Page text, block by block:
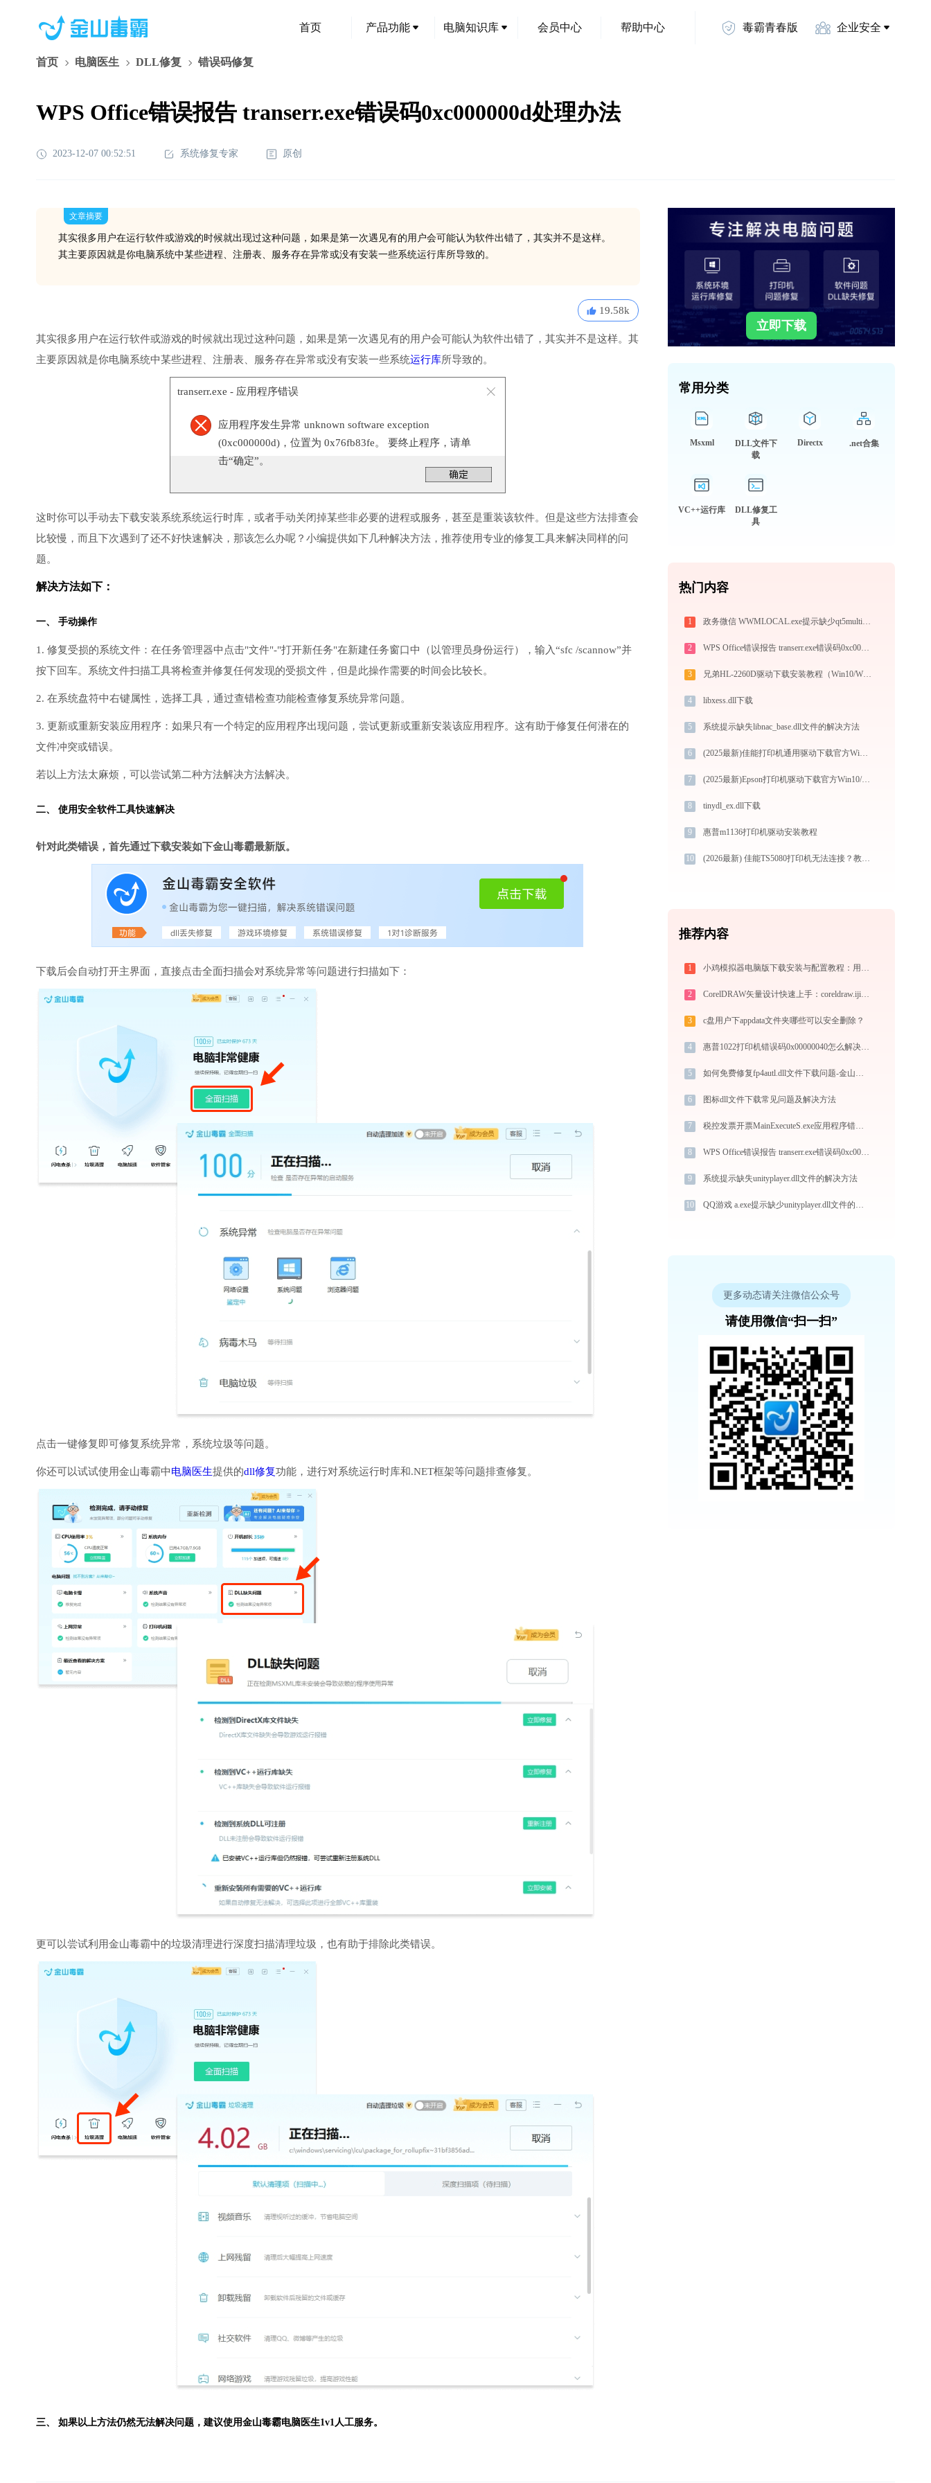
首页 产品功能 电脑知识库 会员中心 帮助中心 毒霸青春版 企业安全
首页 电脑医生 DLL修复 错误码修复
WPS Office错误报告 transerr.exe错误码0xc000000d处理办法
2023-12-07 00:52:51 系统修复专家 原创
文章摘要
其实很多用户在运行软件或游戏的时候就出现过这种问题，如果是第一次遇见有的用户会可能认为软件出错了，其实并不是这样。
其主要原因就是你电脑系统中某些进程、注册表、服务存在异常或没有安装一些系统运行库所导致的。
19.58k
其实很多用户在运行软件或游戏的时候就出现过这种问题，如果是第一次遇见有的用户会可能认为软件出错了，其实并不是这样。其
主要原因就是你电脑系统中某些进程、注册表、服务存在异常或没有安装一些系统运行库所导致的。
transerr.exe - 应用程序错误
应用程序发生异常 unknown software exception
(0xc000000d)，位置为 0x76fb83fe。 要终止程序，请单
击“确定”。
这时你可以手动去下载安装系统系统运行时库，或者手动关闭掉某些非必要的进程或服务，甚至是重装该软件。但是这些方法排查会
比较慢，而且下次遇到了还不好快速解决，那该怎么办呢？小编提供如下几种解决方法，推荐使用专业的修复工具来解决同样的问
题。
解决方法如下：
一、 手动操作
1. 修复受损的系统文件：在任务管理器中点击"文件"-"打开新任务"在新建任务窗口中（以管理员身份运行），输入“sfc /scannow”并
按下回车。系统文件扫描工具将检查并修复任何发现的受损文件，但是此操作需要的时间会比较长。
2. 在系统盘符中右键属性，选择工具，通过查错检查功能检查修复系统异常问题。
3. 更新或重新安装应用程序：如果只有一个特定的应用程序出现问题，尝试更新或重新安装该应用程序。这有助于修复任何潜在的
文件冲突或错误。
若以上方法太麻烦，可以尝试第二种方法解决方法解决。
二、 使用安全软件工具快速解决
针对此类错误，首先通过下载安装如下金山毒霸最新版。
下载后会自动打开主界面，直接点击全面扫描会对系统异常等问题进行扫描如下：
点击一键修复即可修复系统异常，系统垃圾等问题。
你还可以试试使用金山毒霸中电脑医生提供的dll修复功能，进行对系统运行时库和.NET框架等问题排查修复。
更可以尝试利用金山毒霸中的垃圾清理进行深度扫描清理垃圾，也有助于排除此类错误。
三、 如果以上方法仍然无法解决问题，建议使用金山毒霸电脑医生1v1人工服务。
立即下载
常用分类
Msxml
DLL文件下
载
Directx .net合集
VC++运行库
DLL修复工
具
热门内容
1 政务微信 WWMLOCAL.exe提示缺少qt5multimedia.dll文件的解决办法
2 WPS Office错误报告 transerr.exe错误码0xc000000d处理办法
3 兄弟HL-2260D驱动下载安装教程（Win10/Win11）
4 libxess.dll下载
5 系统提示缺失libnac_base.dll文件的解决方法
6 (2025最新)佳能打印机通用驱动下载官方Win10/Win11支持
7 (2025最新)Epson打印机驱动下载官方Win10/Win11支持
8 tinydl_ex.dll下载
9 惠普m1136打印机驱动安装教程
10 (2026最新) 佳能TS5080打印机无法连接？教你解决方法！-金山毒霸
推荐内容
1 小鸡模拟器电脑版下载安装与配置教程：用电脑重温经典街机与掌机游戏
2 CorelDRAW矢量设计快速上手：coreldraw.ijinshan.com 安全绿色安装与核心技巧
3 c盘用户下appdata文件夹哪些可以安全删除？
4 惠普1022打印机错误码0x00000040怎么解决？-金山毒霸
5 如何免费修复fp4autl.dll文件下载问题-金山毒霸
6 图标dll文件下载常见问题及解决方法
7 税控发票开票MainExecuteS.exe应用程序错误0xc000000d解决方法
8 WPS Office错误报告 transerr.exe错误码0xc000000d处理办法
9 系统提示缺失unityplayer.dll文件的解决方法
10 QQ游戏 a.exe提示缺少unityplayer.dll文件的解决办法
更多动态请关注微信公众号
请使用微信“扫一扫”